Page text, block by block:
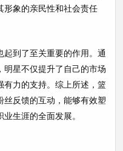
形象的亲民性和社会责任
到了至关重要的作用。通
星不仅提升了自己的市场
有力的支持。综上所述，篮
反馈的互动，能够有效塑
生涯的全面发展。